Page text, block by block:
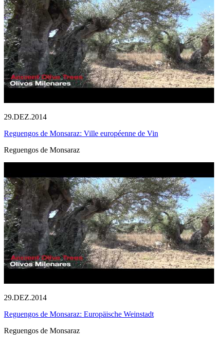
29.DEZ.2014
Reguengos de Monsaraz: Ville européenne de Vin
Reguengos de Monsaraz
29.DEZ.2014
Reguengos de Monsaraz: Europäische Weinstadt
Reguengos de Monsaraz